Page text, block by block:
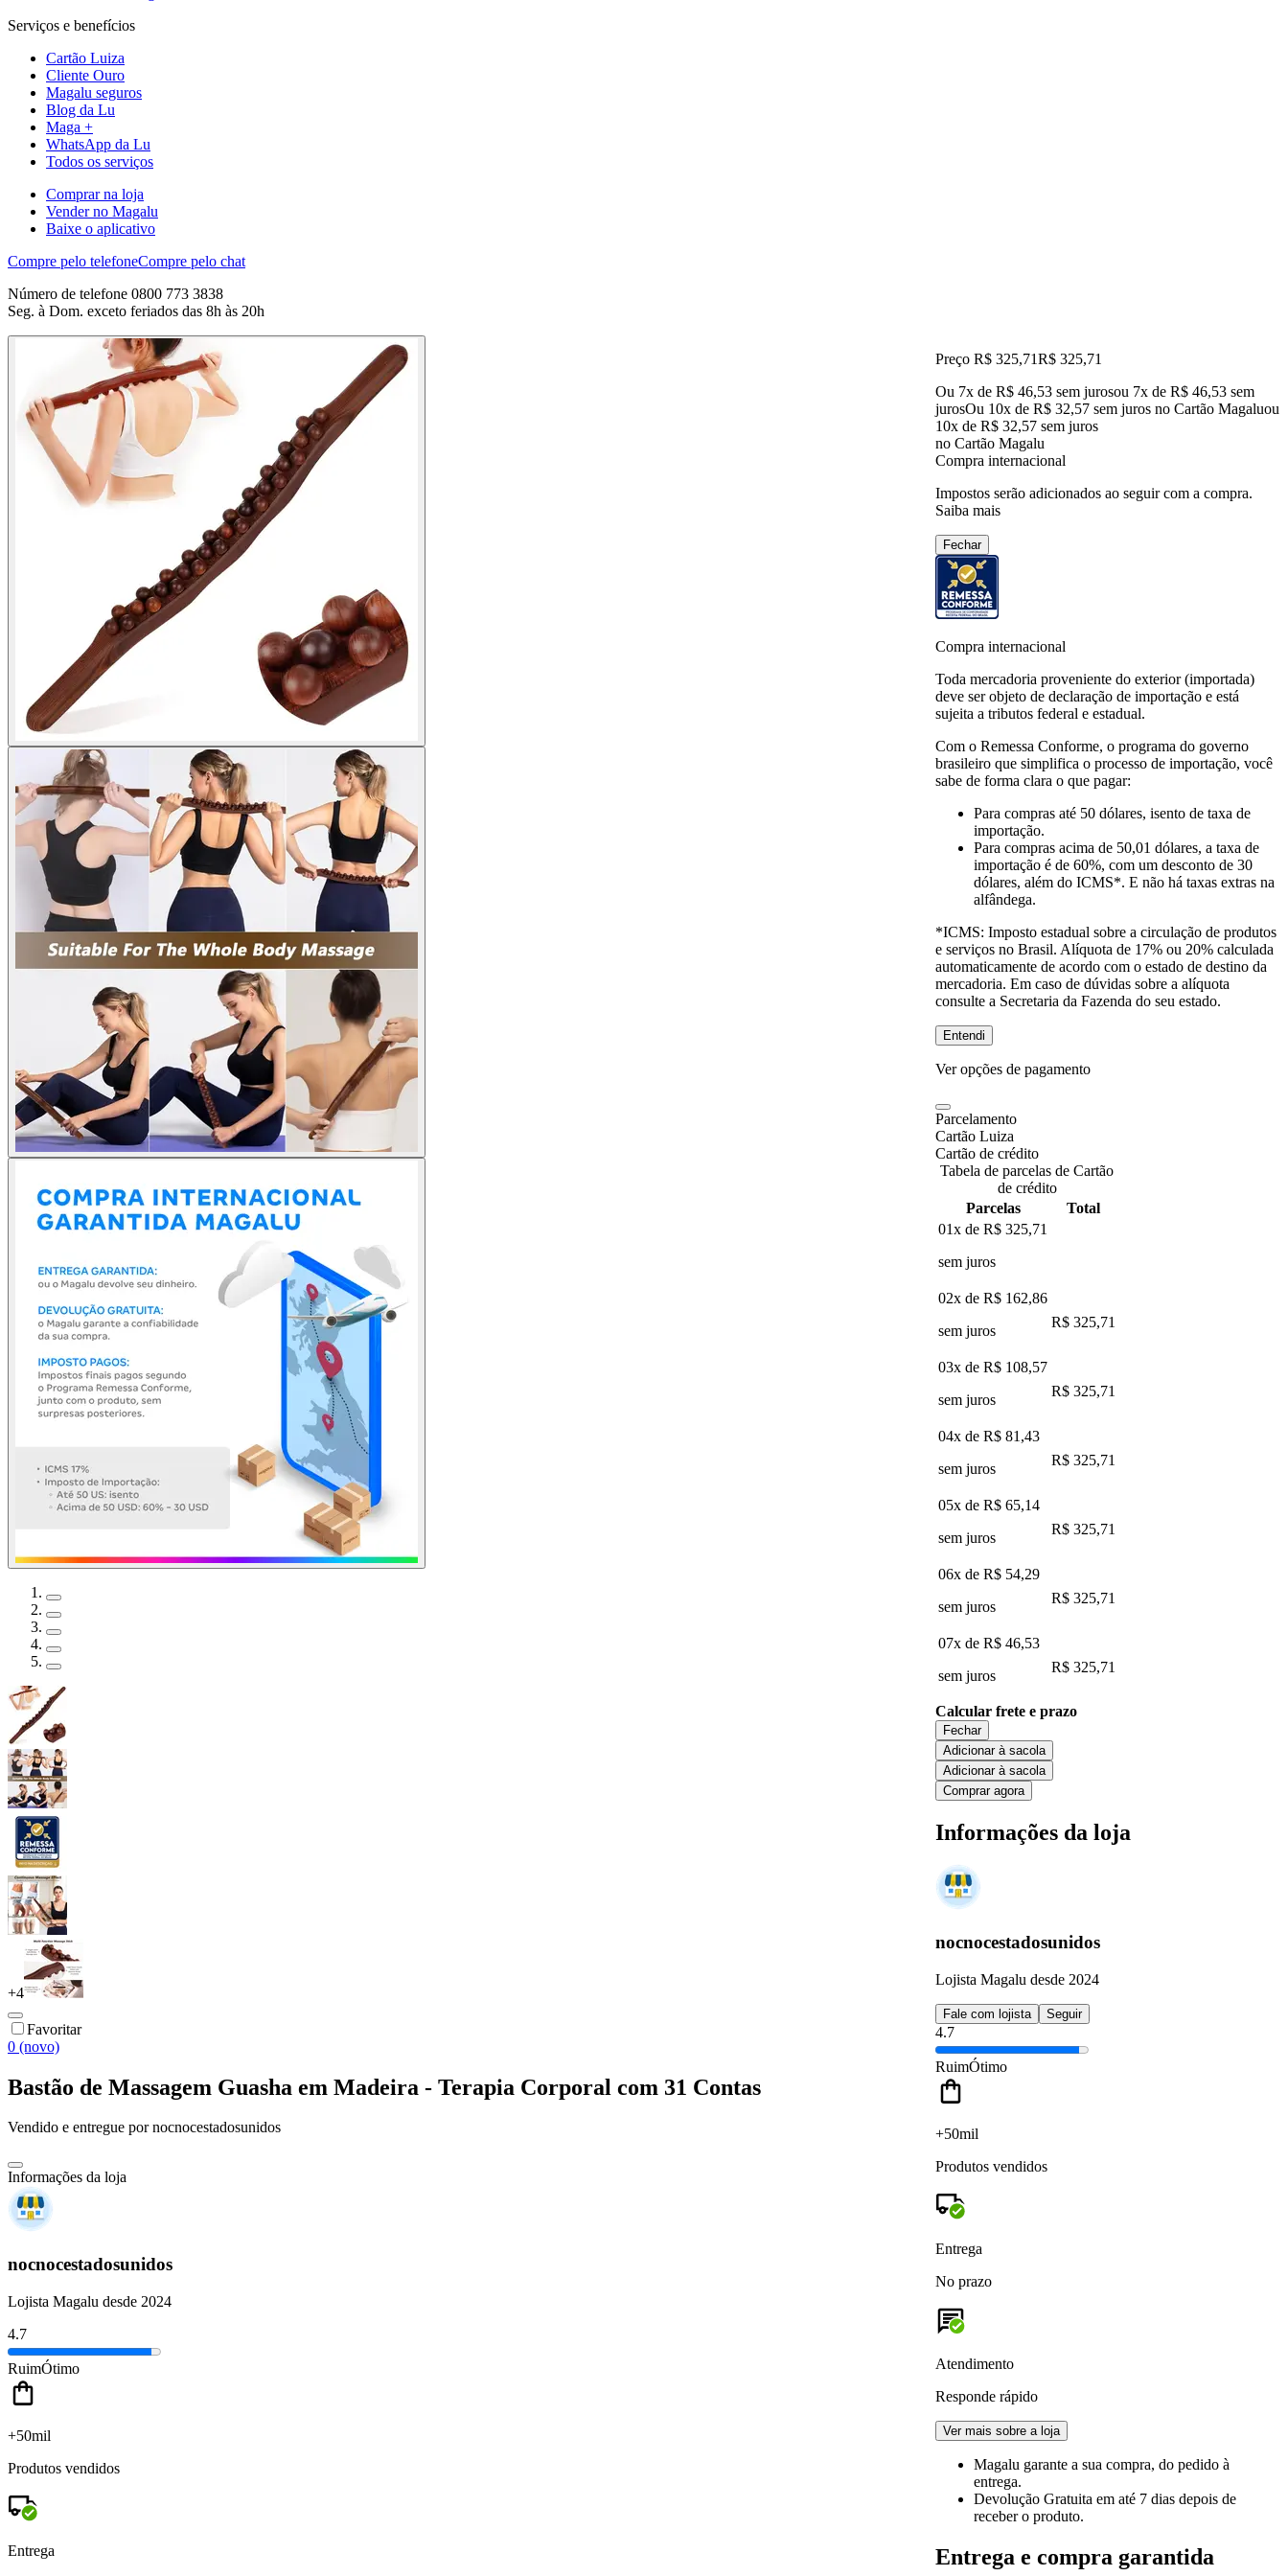
Serviços e benefícios
Cartão Luiza
Cliente Ouro
Magalu seguros
Blog da Lu
Maga +
WhatsApp da Lu
Todos os serviços
Comprar na loja
Vender no Magalu
Baixe o aplicativo
Compre pelo telefoneCompre pelo chat
Número de telefone 0800 773 3838
Seg. à Dom. exceto feriados das 8h às 20h
+4
Favoritar
0 (novo)
Bastão de Massagem Guasha em Madeira - Terapia Corporal com 31 Contas
Vendido e entregue por nocnocestadosunidos
Informações da loja
nocnocestadosunidos
Lojista Magalu desde 2024
4.7
RuimÓtimo
+50mil
Produtos vendidos
Entrega
Preço R$ 325,71R$ 325,71
Ou 7x de R$ 46,53 sem jurosou 7x de R$ 46,53 sem
jurosOu 10x de R$ 32,57 sem juros no Cartão Magaluou
10x de R$ 32,57 sem juros
no Cartão Magalu
Compra internacional
Impostos serão adicionados ao seguir com a compra.
Saiba mais
Fechar
Compra internacional
Toda mercadoria proveniente do exterior (importada)
deve ser objeto de declaração de importação e está
sujeita a tributos federal e estadual.
Com o Remessa Conforme, o programa do governo
brasileiro que simplifica o processo de importação, você
sabe de forma clara o que pagar:
Para compras até 50 dólares, isento de taxa de
importação.
Para compras acima de 50,01 dólares, a taxa de
importação é de 60%, com um desconto de 30
dólares, além do ICMS*. E não há taxas extras na
alfândega.
*ICMS: Imposto estadual sobre a circulação de produtos
e serviços no Brasil. Alíquota de 17% ou 20% calculada
automaticamente de acordo com o estado de destino da
mercadoria. Em caso de dúvidas sobre a alíquota
consulte a Secretaria da Fazenda do seu estado.
Entendi
Ver opções de pagamento
Parcelamento
Cartão Luiza
Cartão de crédito
Tabela de parcelas de Cartão
de crédito
Parcelas
Total
01x de R$ 325,71
sem juros
02x de R$ 162,86
sem juros
R$ 325,71
03x de R$ 108,57
sem juros
R$ 325,71
04x de R$ 81,43
sem juros
R$ 325,71
05x de R$ 65,14
sem juros
R$ 325,71
06x de R$ 54,29
sem juros
R$ 325,71
07x de R$ 46,53
sem juros
R$ 325,71
Calcular frete e prazo
Fechar
Adicionar à sacola
Adicionar à sacola
Comprar agora
Informações da loja
nocnocestadosunidos
Lojista Magalu desde 2024
Fale com lojista Seguir
4.7
RuimÓtimo
+50mil
Produtos vendidos
Entrega
No prazo
Atendimento
Responde rápido
Ver mais sobre a loja
Magalu garante a sua compra, do pedido à
entrega.
Devolução Gratuita em até 7 dias depois de
receber o produto.
Entrega e compra garantida